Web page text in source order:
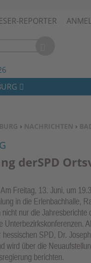
REPORTER
› NACHRICHTEN ›
derSPD
Freitag, 13. Juni, um
in die Erlenbachhalle,
nur die
Unterbezirkskonferenzen.
SPD, Dr.
wird über die
berichten.